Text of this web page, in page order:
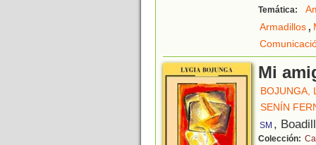
Temática:
Armadillos,
Mi
BOJUNGA,
SENÍN
SM ,
Colección: